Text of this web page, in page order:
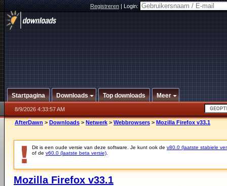
Registreren|Login:
Startpagina Downloads Top downloads Meer
8/9/2026 4:33:57 AM
AfterDawn > Downloads > Netwerk > Webbrowsers > Mozilla Firefox v33.1
Dit is een oude versie van deze software. Je kunt ook de v80.0 (laatste stabiele
of de v60.0 (laatste beta versie)
Mozilla Firefox v33.1